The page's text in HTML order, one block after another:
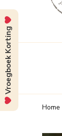
Home
Vroegboek Korting